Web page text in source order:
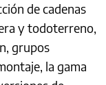
de cadenas
y todoterreno,
grupos
la gama